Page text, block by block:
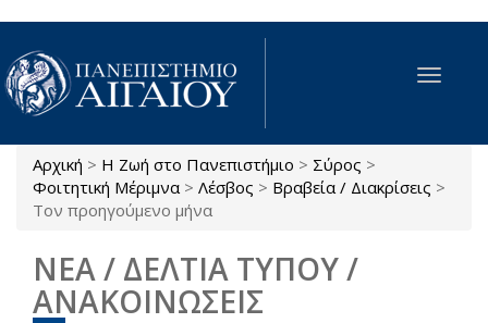
Παράκαμψη προς το κυρίως περιεχόμενο
Toggle
Είστε εδώ
Αρχική > Η Ζωή στο Πανεπιστήμιο > Σύρος >
Φοιτητική Μέριμνα > Λέσβος > Βραβεία / Διακρίσεις >
Τον προηγούμενο μήνα
ΝΕΑ / ΔΕΛΤΙΑ ΤΥΠΟΥ /
ΑΝΑΚΟΙΝΩΣΕΙΣ